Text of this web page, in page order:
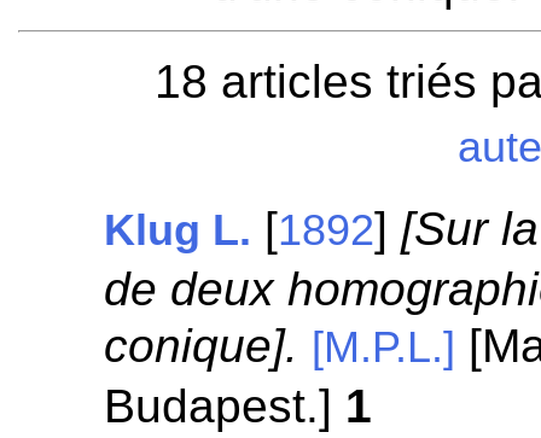
18 articles triés
Klug L. [1892] [Sur
de deux
conique]. [M.P.L.]
Budapest.] 1